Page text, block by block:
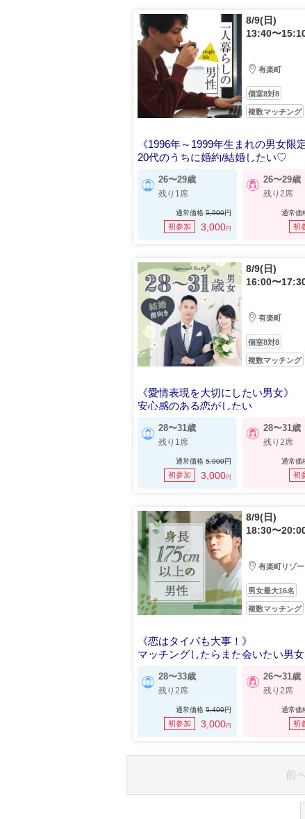
8/9(日)
13:40〜
有楽町
個室8対8
複数マッチング
《1996年～1999年生まれの男女限定
20代のうちに婚約/結婚したい♡
26〜29歳
残り1席
通常価格5,900円
初参加 3,000円
26〜29歳
残り2席
通常価
初
8/9(日)
16:00〜
有楽町
個室8対8
複数マッチング
《愛情表現を大切にしたい男女》
安心感のある恋がしたい
28〜31歳
残り1席
通常価格5,900円
初参加 3,000円
28〜31歳
残り2席
通常価
初
8/9(日)
18:30〜
有楽町リゾ
男女最大16名
複数マッチング
《恋はタイパも大事！》
マッチングしたらまた会いたい男女
28〜33歳
残り2席
通常価格5,400円
初参加 3,000円
26〜31歳
残り2席
通常価
初
前